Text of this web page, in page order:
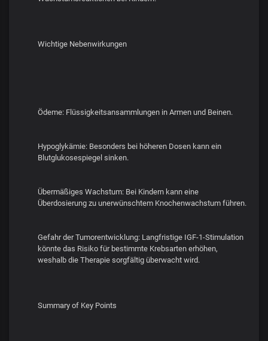
Wichtige Nebenwirkungen
Ödeme: Flüssigkeitsansammlungen in Armen und Beinen.
Hypoglykämie: Besonders bei höheren Dosen kann ein
Blutglukosespiegel sinken.
Übermäßiges Wachstum: Bei Kindern kann eine
Überdosierung zu unerwünschtem Knochenwachstum führen.
Gefahr der Tumorentwicklung: Langfristige IGF-1-Stimulation
könnte das Risiko für bestimmte Krebsarten erhöhen,
weshalb die Therapie sorgfältig überwacht wird.
Summary of Key Points